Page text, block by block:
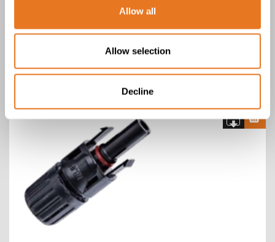
Allow all
Allow selection
Decline